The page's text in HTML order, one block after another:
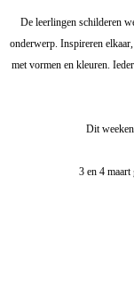
De leerlingen schilderen
onderwerp. Inspireren
met vormen en kleuren.
Dit
3 en 4 maart